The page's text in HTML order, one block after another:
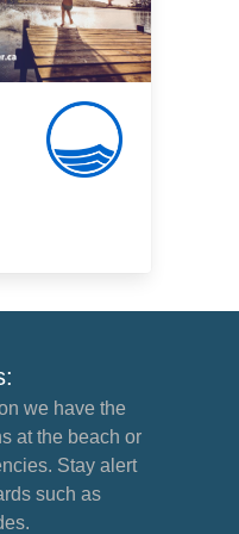
we have the
at the beach or
Stay alert
such as